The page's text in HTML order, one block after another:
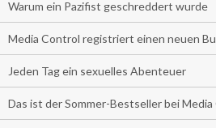
Warum ein Pazifist geschreddert wurde
Media Control registriert einen neuen
Jeden Tag ein sexuelles Abenteuer
Das ist der Sommer-Bestseller bei